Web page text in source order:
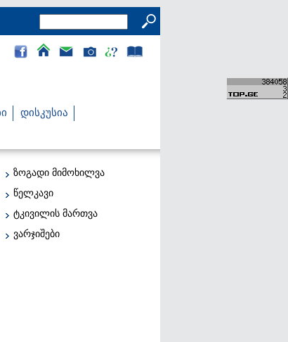
დისკუსია
ზოგადი მიმოხილვა
წელკავი
ტკივილის მართვა
ვარჯიშები